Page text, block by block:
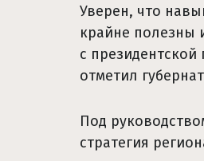
Уверен, что
крайне полезны
с
отметил
Под
стратегия